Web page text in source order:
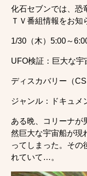
化石セブンでは、恐
ＴＶ番組情報をお知
1/30（木）5:00～
UFO検証：巨大な宇
ディスカバリー（CS
ジャンル：ドキュメ
ある晩、コリーナが
然巨大な宇宙船が現
ってしまった。その
れていて…。